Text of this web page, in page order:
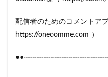
配信者のためのコメントア
https://onecomme.com ）